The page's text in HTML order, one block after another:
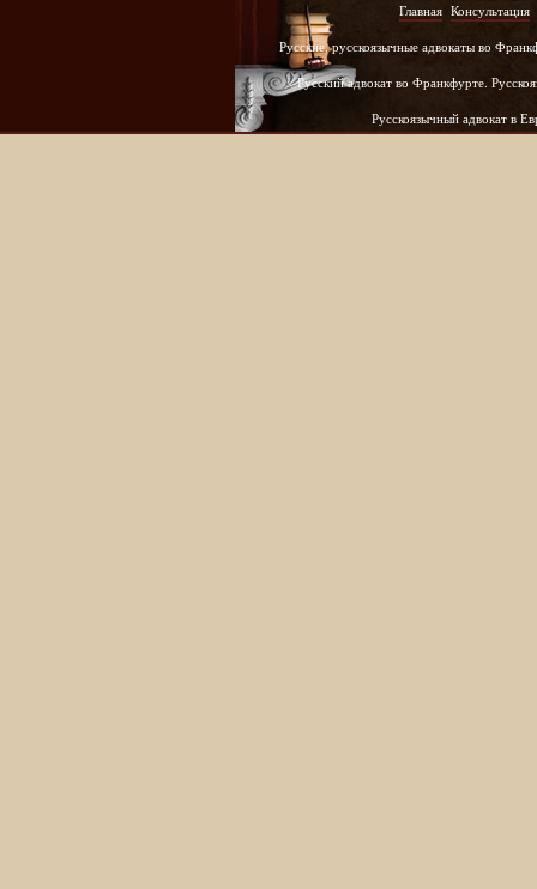
Главная Консультация
Русские, русскоязычные адвокаты во
Русский адвокат во Франкфурте.
Русскоязычный адвокат в